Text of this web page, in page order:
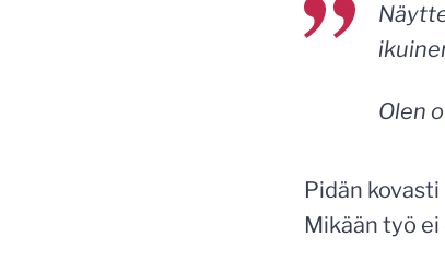
Olen
Pidän
Mikään työ ei